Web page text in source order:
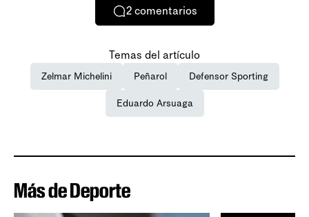
2 comentarios
Temas del artículo
Zelmar Michelini Peñarol Defensor Sporting
Eduardo Arsuaga
Más de Deporte